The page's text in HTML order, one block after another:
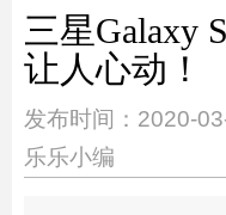
三星Galaxy
让人心动！
发布时间：2020-
乐乐小编